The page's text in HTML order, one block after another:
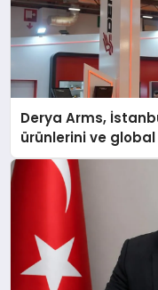
Derya Arms,
ürünlerini ve